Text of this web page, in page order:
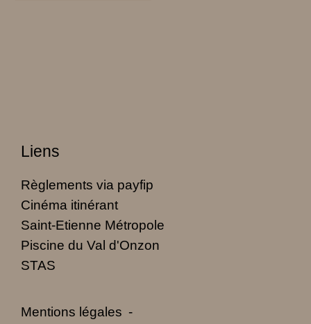
Liens
Règlements via payfip
Cinéma itinérant
Saint-Etienne Métropole
Piscine du Val d'Onzon
STAS
Mentions légales -